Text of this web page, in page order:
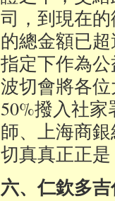
司，到現在
的總金額已
指定下作為
波切會將各
50%撥入社
師、上海商
切真真正正
六、仁欽多